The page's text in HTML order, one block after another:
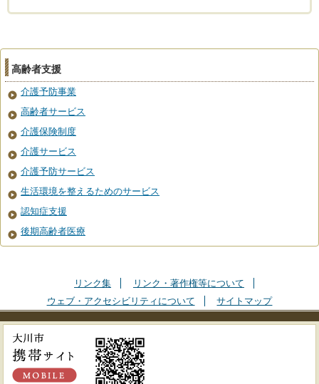
高齢者支援
介護予防事業
高齢者サービス
介護保険制度
介護サービス
介護予防サービス
生活環境を整えるためのサービス
認知症支援
後期高齢者医療
リンク集
リンク・著作権等について
ウェブ・アクセシビリティについて
サイトマップ